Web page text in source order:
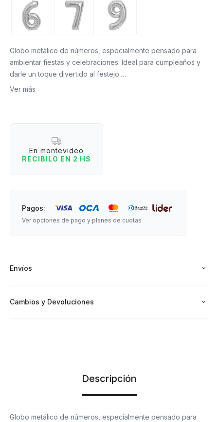
Globo metálico de números, especialmente pensado para
ambientar fiestas y celebraciones. Ideal para cumpleaños y
darle un toque divertido al festejo.
Ver más
En montevideo
RECIBILO EN 2 HS
Pagos:
Ver opciones de pago y planes de cuotas
Envíos
Cambios y Devoluciones
Descripción
Globo metálico de números, especialmente pensado para